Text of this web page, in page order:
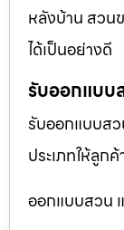
หลังบ้าน สวน
ได้เป็นอย่างดี
รับออกแบบ
รับออกแบบส
ประเภทให้ลูกค้
ออกแบบสวน